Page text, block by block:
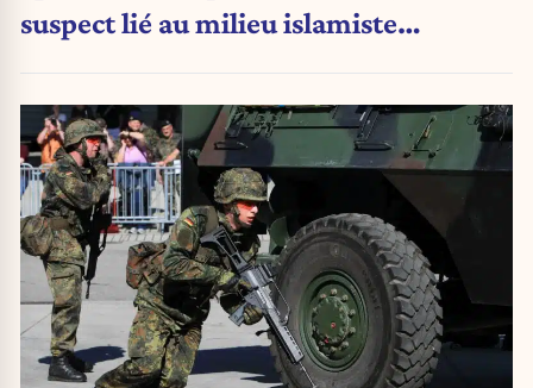
suspect lié au milieu islamiste